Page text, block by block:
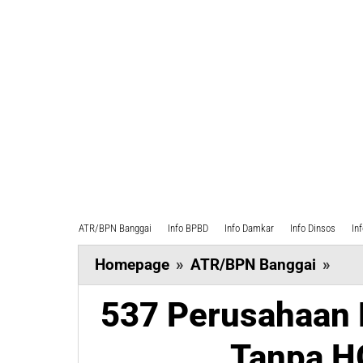
ATR/BPN Banggai Info BPBD Info Damkar Info Dinsos
Homepage » ATR/BPN Banggai »
537 Perusahaan